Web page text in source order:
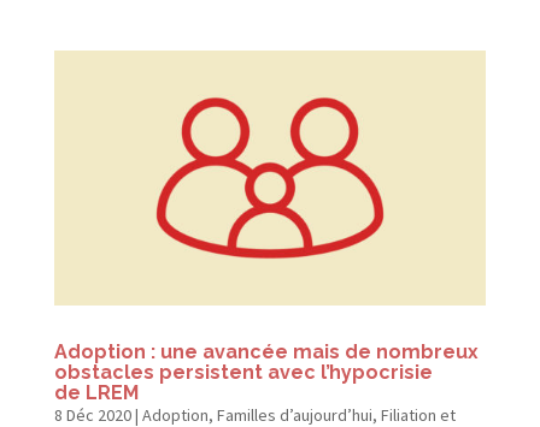
Adoption : une avancée mais de nombreux
obstacles persistent avec l’hypocrisie
de LREM
8 Déc 2020| Adoption, Familles d’aujourd’hui, Filiation et